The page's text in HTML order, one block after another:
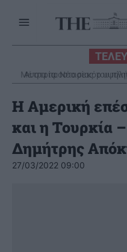
Αυστρία: Νέο ρεκόρ
Η Αμερική
και η Τουρκία
Δημήτρης
27/03/2022 09:00